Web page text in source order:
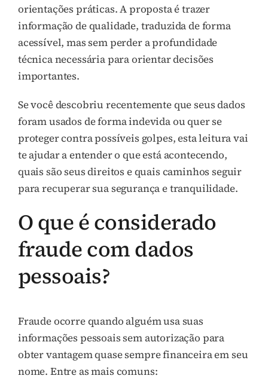
orientações práticas. A proposta é trazer
informação de qualidade, traduzida de forma
acessível, mas sem perder a profundidade
técnica necessária para orientar decisões
importantes.
Se você descobriu recentemente que seus dados
foram usados de forma indevida ou quer se
proteger contra possíveis golpes, esta leitura vai
te ajudar a entender o que está acontecendo,
quais são seus direitos e quais caminhos seguir
para recuperar sua segurança e tranquilidade.
O que é considerado
fraude com dados
pessoais?
Fraude ocorre quando alguém usa suas
informações pessoais sem autorização para
obter vantagem quase sempre financeira em seu
nome. Entre as mais comuns: